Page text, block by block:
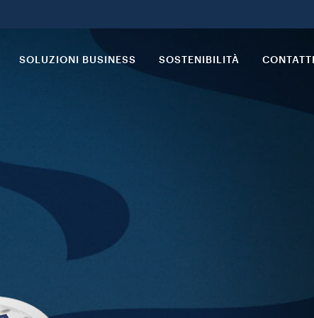
SOLUZIONI BUSINESS SOSTENIBILITÀ CONTATTI